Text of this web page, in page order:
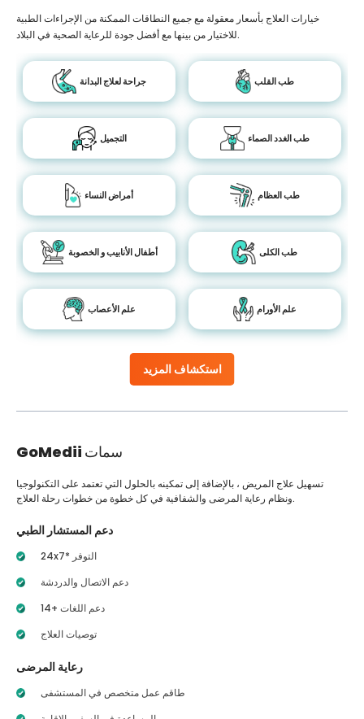
استكشاف المزيد
خيارات العلاج بأسعار معقولة مع جميع النطاقات الممكنة من الإجراءات الطبية
للاختيار من بينها مع أفضل جودة للرعاية الصحية في البلاد.
جراحة لعلاج البدانة طب القلب
التجميل طب الغدد الصماء
أمراض النساء طب العظام
أطفال الأنابيب و الخصوبة طب الكلى
علم الأعصاب علم الأورام
GoMedii سمات
تسهيل علاج المريض ، بالإضافة إلى تمكينه بالحلول التي تعتمد على التكنولوجيا
ونظام رعاية المرضى والشفافية في كل خطوة من خطوات رحلة العلاج.
دعم المستشار الطبي
24x7* التوفر
دعم الاتصال والدردشة
14+ دعم اللغات
توصيات العلاج
رعاية المرضى
طاقم عمل متخصص في المستشفى